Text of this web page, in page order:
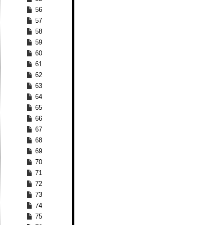
56
57
58
59
60
61
62
63
64
65
66
67
68
69
70
71
72
73
74
75